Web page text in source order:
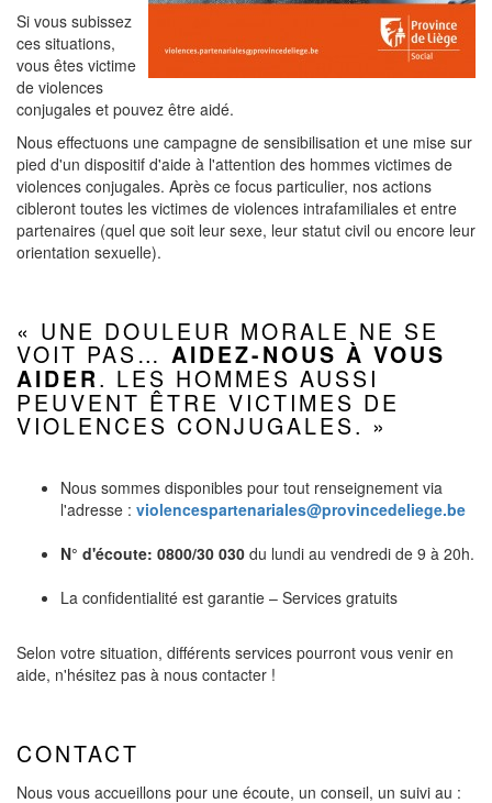
Si vous subissez
ces situations,
vous êtes victime
de violences
conjugales et pouvez être aidé.
Nous effectuons une campagne de sensibilisation et une mise sur
pied d'un dispositif d'aide à l'attention des hommes victimes de
violences conjugales. Après ce focus particulier, nos actions
cibleront toutes les victimes de violences intrafamiliales et entre
partenaires (quel que soit leur sexe, leur statut civil ou encore leur
orientation sexuelle).
« UNE DOULEUR MORALE NE SE
VOIT PAS… AIDEZ-NOUS À VOUS
AIDER. LES HOMMES AUSSI
PEUVENT ÊTRE VICTIMES DE
VIOLENCES CONJUGALES. »
Nous sommes disponibles pour tout renseignement via
l'adresse : violencespartenariales@provincedeliege.be
N° d'écoute: 0800/30 030 du lundi au vendredi de 9 à 20h.
La confidentialité est garantie – Services gratuits
Selon votre situation, différents services pourront vous venir en
aide, n'hésitez pas à nous contacter !
CONTACT
Nous vous accueillons pour une écoute, un conseil, un suivi au :